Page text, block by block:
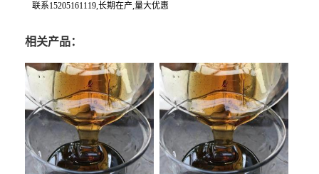
联系15205161119,长期在产,量大优惠
相关产品：